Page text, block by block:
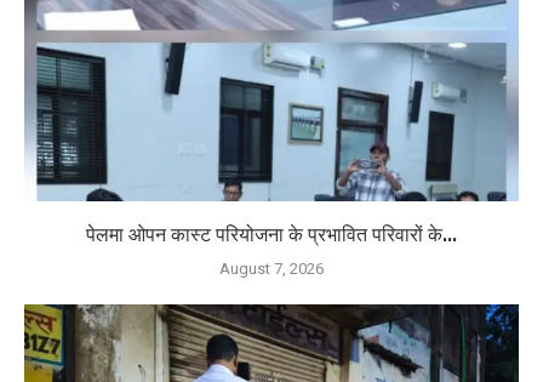
पेलमा ओपन कास्ट परियोजना के प्रभावित परिवारों के...
August 7, 2026